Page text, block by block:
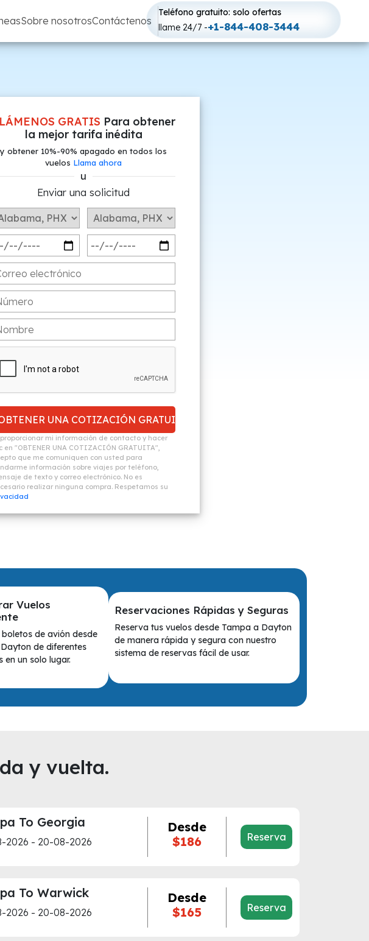
Sobre nosotrosContáctenos
Teléfono gratuito: solo ofertas
llame 24/7 -+1-844-408-3444
GRATIS Para obtener
la mejor tarifa inédita
y obtener 10%-90% apagado en todos los
vuelos Llama ahora
u
Enviar una solicitud
mi información de contacto y hacer
en "OBTENER UNA COTIZACIÓN GRATUITA",
que me comuniquen con usted para
información sobre viajes por teléfono,
de texto y correo electrónico. No es
realizar ninguna compra. Respetamos su
Vuelos
de avión desde
de diferentes
en un solo lugar.
Reservaciones Rápidas y Seguras
Reserva tus vuelos desde Tampa a Dayton
de manera rápida y segura con nuestro
sistema de reservas fácil de usar.
y vuelta.
To Georgia
2026 - 20-08-2026
Desde
$186
Reserva
To Warwick
2026 - 20-08-2026
Desde
$165
Reserva